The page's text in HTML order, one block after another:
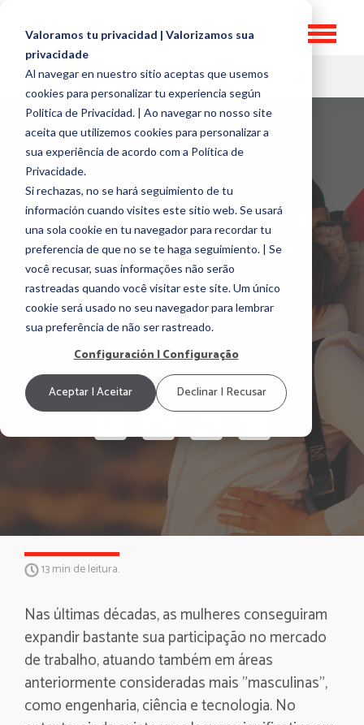
Valoramos tu privacidad | Valorizamos sua
privacidade
Al navegar en nuestro sitio aceptas que usemos
cookies para personalizar tu experiencia según
Politica de Privacidad. | Ao navegar no nosso site
aceita que utilizemos cookies para personalizar a
sua experiência de acordo com a Política de
Privacidade.
Si rechazas, no se hará seguimiento de tu
información cuando visites este sitio web. Se usará
una sola cookie en tu navegador para recordar tu
preferencia de que no se te haga seguimiento. | Se
você recusar, suas informações não serão
rastreadas quando você visitar este site. Um único
cookie será usado no seu navegador para lembrar
sua preferência de não ser rastreado.
Configuración | Configuração
Aceptar | Aceitar Declinar | Recusar
HR TOPICS
PRESENTE E FUTURO DA
LIDERANÇA FEMININA
porBeatriz Rivas Leal
12 February, 2020
Liderança Cultura Organizacional
13 min de leitura.
Nas últimas décadas, as mulheres conseguiram
expandir bastante sua participação no mercado
de trabalho, atuando também em áreas
anteriormente consideradas mais "masculinas",
como engenharia, ciência e tecnologia. No